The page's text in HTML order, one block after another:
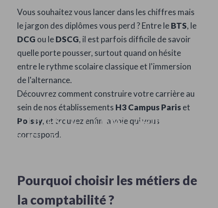
ÉTUDES DE COMPTABILITÉ :
QUEL PARCOURS CHOISIR
Vous souhaitez vous lancer dans les chiffres mais
le jargon des diplômes vous perd ? Entre leBTS, le
DCG ou leDSCG, il est parfois difficile de savoir
quelle porte pousser, surtout quand on hésite
entre le rythme scolaire classique et l'immersion
de l'alternance.
Découvrez comment construire votre carrière au
sein de nos établissements H3 Campus Pariset
Poissy, et trouvez enfin la voie qui vous
correspond.
Pourquoi choisir les métiers de
la comptabilité ?